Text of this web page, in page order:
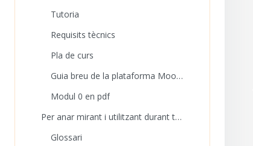
Tutoria
Requisits tècnics
Pla de curs
Guia breu de la plataforma Moodle
Modul 0 en pdf
Per anar mirant i utilitzant durant tot el curs:
Glossari